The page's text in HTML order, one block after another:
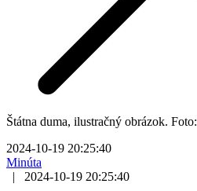
Štátna duma, ilustračný obrázok.
2024-10-19 20:25:40
Minúta
|
2024-10-19 20:25:40